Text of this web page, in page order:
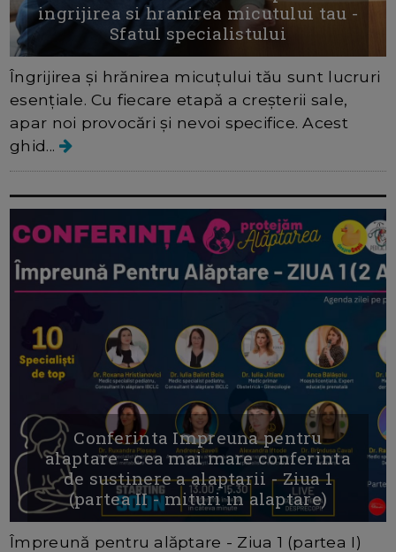
ingrijirea si hranirea micutului tau -
Sfatul specialistului
Îngrijirea și hrănirea micuțului tău sunt lucruri
esențiale. Cu fiecare etapă a creșterii sale,
apar noi provocări și nevoi specifice. Acest
ghid...
Conferinta Impreuna pentru
alaptare - cea mai mare conferinta
de sustinere a alaptarii - Ziua 1
(partea II - mituri in alaptare)
Împreună pentru alăptare - Ziua 1 (partea I)